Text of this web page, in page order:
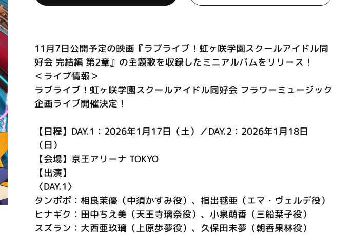
11月7日公開予定の映画『ラブライブ！虹ヶ咲学園スクールアイドル同
好会 完結編 第2章』の主題歌を収録したミニアルバムをリリース！
＜ライブ情報＞
ラブライブ！虹ヶ咲学園スクールアイドル同好会 フラワーミュージック
企画ライブ開催決定！
【日程】DAY.1：2026年1月17日（土）／DAY.2：2026年1月18日
（日）
【会場】京王アリーナ TOKYO
【出演】
〈DAY.1〉
タンポポ：相良茉優（中須かすみ役）、指出毬亜（エマ・ヴェルデ役）
ヒナギク：田中ちえ美（天王寺璃奈役）、小泉萌香（三船栞子役）
スズラン：大西亜玖璃（上原歩夢役）、久保田未夢（朝香果林役）